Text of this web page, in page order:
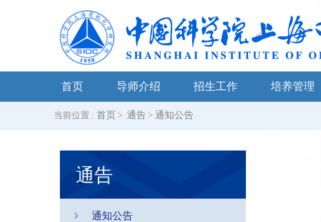
首页 导师介绍 招生工作 培养管理
当前位置 : 首页 > 通告> 通知公告
通告
通知公告